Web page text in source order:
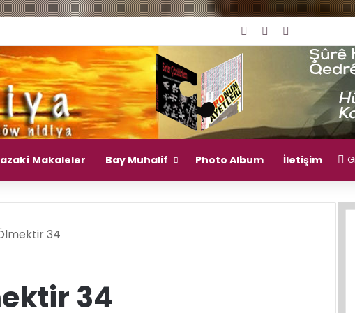
Giriş YapRastgele Makale
Makaleler Bay Muhalif Photo Album İletişim
34
34